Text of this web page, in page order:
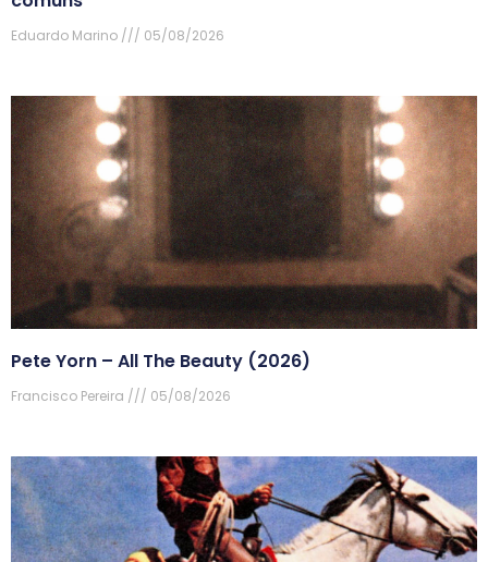
Eduardo Marino 05/08/2026
Pete Yorn – All The Beauty (2026)
Francisco Pereira 05/08/2026